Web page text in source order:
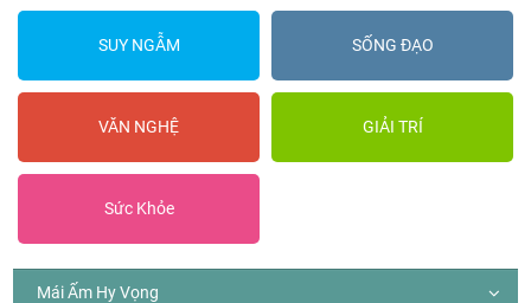
SUY NGẪM SỐNG ĐẠO
VĂN NGHỆ GIẢI TRÍ
Sức Khỏe
Mái Ấm Hy Vọng